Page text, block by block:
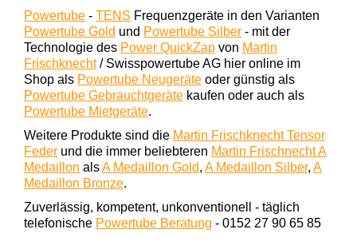
Powertube - TENS Frequenzgeräte in den Varianten
Powertube Gold und Powertube Silber - mit der
Technologie des Power QuickZap von Martin
Frischknecht/ Swisspowertube AG hier online im
Shop als Powertube Neugeräte oder günstig als
Powertube Gebrauchtgeräte kaufen oder auch als
Powertube Mietgeräte.
Weitere Produkte sind die Martin Frischknecht Tensor
Feder und die immer beliebteren Martin Frischnecht A
Medaillon alsA Medaillon Gold, A Medaillon Silber, A
Medaillon Bronze.
Zuverlässig, kompetent, unkonventionell - täglich
telefonische Powertube Beratung - 0152 27 90 65 85